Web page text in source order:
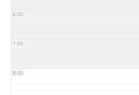
6:00
7:00
8:00